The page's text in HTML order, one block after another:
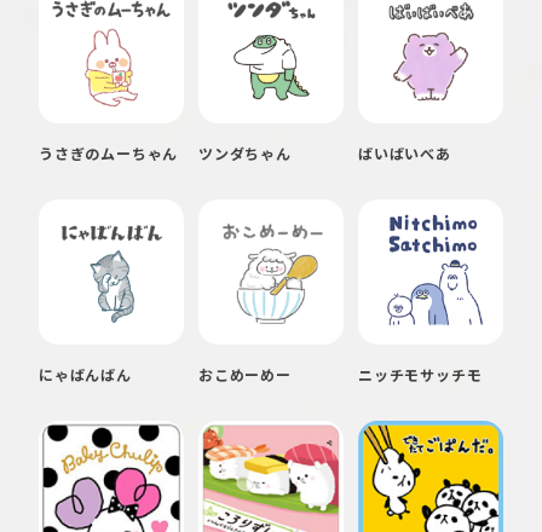
うさぎのムーちゃん ツンダちゃん ばいばいべあ
にゃばんばん おこめーめー ニッチモサッチモ